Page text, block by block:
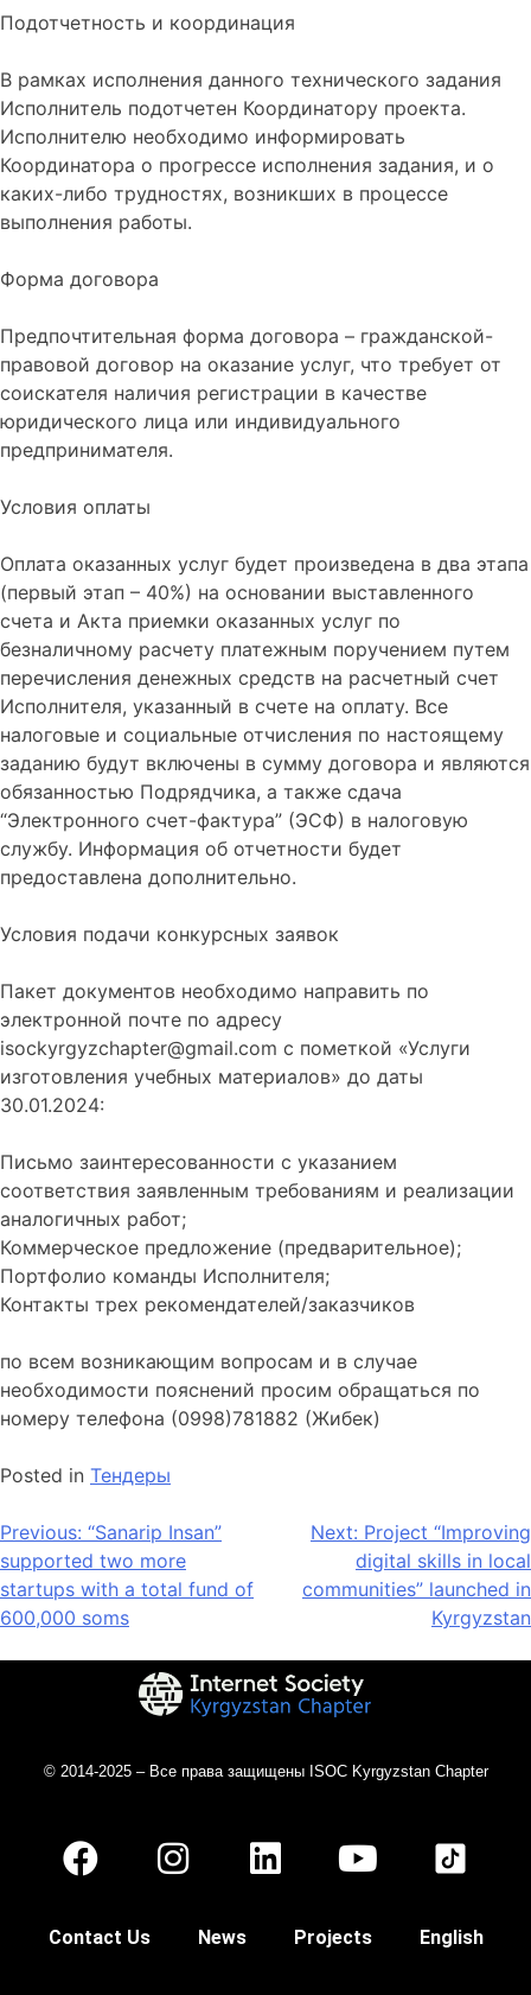
Подотчетность и координация
В рамках исполнения данного технического задания
Исполнитель подотчетен Координатору проекта.
Исполнителю необходимо информировать
Координатора о прогрессе исполнения задания, и о
каких-либо трудностях, возникших в процессе
выполнения работы.
Форма договора
Предпочтительная форма договора – гражданской-
правовой договор на оказание услуг, что требует от
соискателя наличия регистрации в качестве
юридического лица или индивидуального
предпринимателя.
Условия оплаты
Оплата оказанных услуг будет произведена в два этапа
(первый этап – 40%) на основании выставленного
счета и Акта приемки оказанных услуг по
безналичному расчету платежным поручением путем
перечисления денежных средств на расчетный счет
Исполнителя, указанный в счете на оплату. Все
налоговые и социальные отчисления по настоящему
заданию будут включены в сумму договора и являются
обязанностью Подрядчика, а также сдача
“Электронного счет-фактура” (ЭСФ) в налоговую
службу. Информация об отчетности будет
предоставлена дополнительно.
Условия подачи конкурсных заявок
Пакет документов необходимо направить по
электронной почте по адресу
isockyrgyzchapter@gmail.com с пометкой «Услуги
изготовления учебных материалов» до даты
30.01.2024:
Письмо заинтересованности с указанием
соответствия заявленным требованиям и реализации
аналогичных работ;
Коммерческое предложение (предварительное);
Портфолио команды Исполнителя;
Контакты трех рекомендателей/заказчиков
по всем возникающим вопросам и в случае
необходимости пояснений просим обращаться по
номеру телефона (0998)781882 (Жибек)
Posted in Тендеры
Previous: “Sanarip Insan”
supported two more
startups with a total fund of
600,000 soms
Next: Project “Improving
digital skills in local
communities” launched in
Kyrgyzstan
© 2014-2025 – Все права защищены ISOC Kyrgyzstan Chapter
Contact Us News Projects English